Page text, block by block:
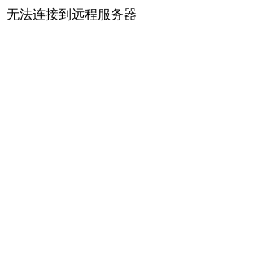
无法连接到远程服务器